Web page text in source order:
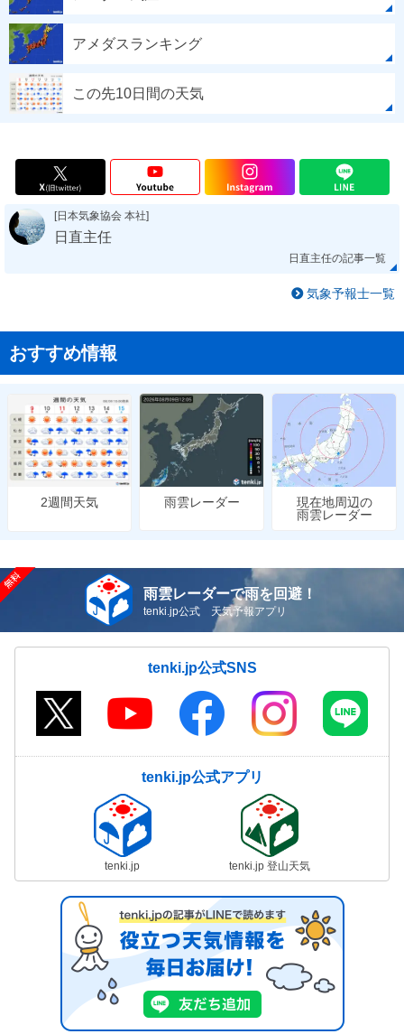
アメダスランキング
この先10日間の天気
[日本気象協会 本社]
日直主任
日直主任の記事一覧
気象予報士一覧
おすすめ情報
2週間天気 雨雲レーダー
現在地周辺の
雨雲レーダー
雨雲レーダーで雨を回避！
tenki.jp公式 天気予報アプリ
tenki.jp公式SNS
tenki.jp公式アプリ
tenki.jp tenki.jp 登山天気